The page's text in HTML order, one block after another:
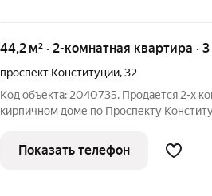
44,2 м² · 2-комнатная квартира ·
проспект Конституции,32
Код объекта: 2040735. Продается 2-х
кирпичном доме по Проспекту
44.2м. Kухня 7.5м, 2-комнaты по 16 кв.м.
свежий косметический
Показать телефон